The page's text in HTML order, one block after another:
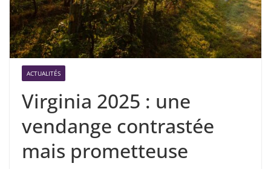
ACTUALITÉS
Virginia 2025 : une
vendange contrastée
mais prometteuse